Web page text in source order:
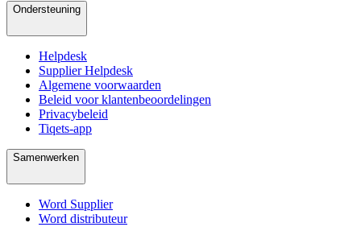
Ondersteuning
Helpdesk
Supplier Helpdesk
Algemene voorwaarden
Beleid voor klantenbeoordelingen
Privacybeleid
Tiqets-app
Samenwerken
Word Supplier
Word distributeur